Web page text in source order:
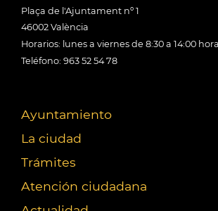
Plaça de l'Ajuntament nº 1
46002 València
Horarios: lunes a viernes de 8:30 a 14:00
Teléfono: 963 52 54 78
Ayuntamiento
La ciudad
Trámites
Atención ciudadana